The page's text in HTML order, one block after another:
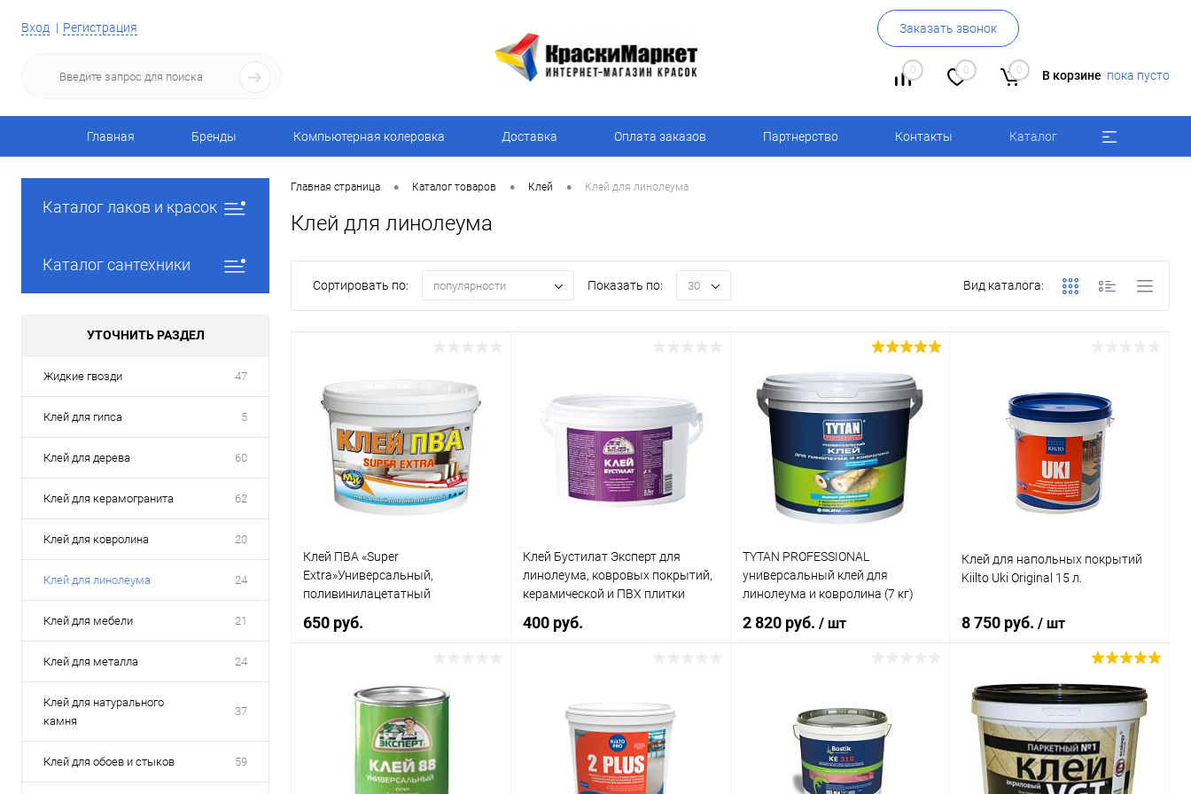
Вход Регистрация Заказать звонок
0 0 0 В корзине пока пусто
Главная Бренды Компьютерная колеровка Доставка Оплата заказов Партнерство Контакты Каталог
Каталог лаков и красок
Каталог сантехники
УТОЧНИТЬ РАЗДЕЛ
Жидкие гвозди 47
Клей для гипса 5
Клей для дерева 60
Клей для керамогранита 62
Клей для ковролина 20
Клей для линолеума 24
Клей для мебели 21
Клей для металла 24
Клей для натурального
камня
37
Клей для обоев и стыков 59
Главная страница • Каталог товаров • Клей • Клей для линолеума
Клей для линолеума
Сортировать по: популярности Показать по: 30 Вид каталога:
Клей ПВА «Super
Extra»Универсальный,
поливинилацетатный
650 руб.
В корзину
Купить в 1 клик Сравнение
В избранное В наличии
Клей Бустилат Эксперт для
линолеума, ковровых покрытий,
керамической и ПВХ плитки
400 руб.
Купить в 1 клик Сравнение
В избранное
TYTAN PROFESSIONAL
универсальный клей для
линолеума и ковролина (7 кг)
2 820 руб. / шт
Купить в 1 клик Сравнение
В избранное В наличии
Клей для напольных покрытий
Kiilto Uki Original 15 л.
8 750 руб./ шт
В корзину
Купить в 1 клик Сравнение
В избранное В наличии